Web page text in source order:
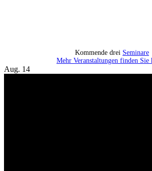
Kommende drei Seminare
Mehr Veranstaltungen finden Sie
Aug. 14